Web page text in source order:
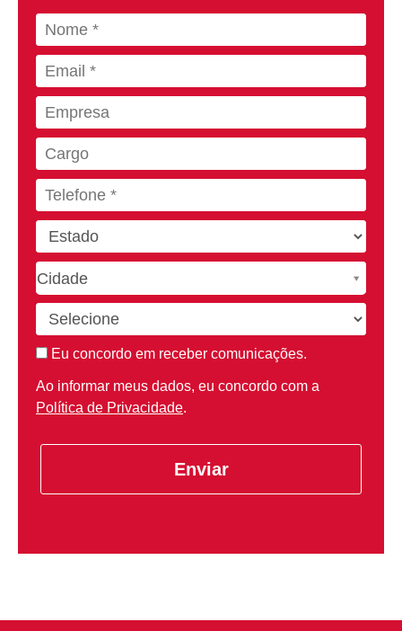
Cidade
C
i
a
d
e
Eu concordo em receber comunicações.
Ao informar meus dados, eu concordo com a
Política de Privacidade.
Enviar